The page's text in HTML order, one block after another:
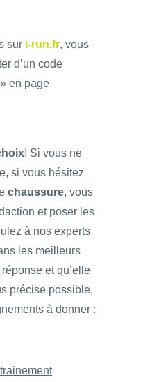
sur i-run.fr, vous
d’un code
en page
! Si vous ne
si vous hésitez
chaussure, vous
et poser les
à nos experts
les meilleurs
et qu’elle
précise possible,
à donner :